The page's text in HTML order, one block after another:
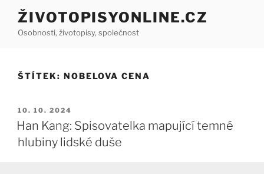
Přejít
obsahu
ŽIVOTOPISYONLINE.CZ
Osobnosti, životopisy, společnost
ŠTÍTEK: NOBELOVA CENA
PUBLIKOVÁNO
10. 10. 2024
Han Kang: Spisovatelka mapující temné
hlubiny lidské duše